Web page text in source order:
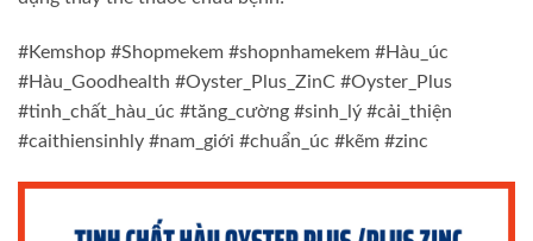
#Kemshop #Shopmekem #shopnhamekem #Hàu_úc
#Hàu_Goodhealth #Oyster_Plus_ZinC #Oyster_Plus
#tinh_chất_hàu_úc #tăng_cường #sinh_lý #cải_thiện
#caithiensinhly #nam_giới #chuẩn_úc #kẽm #zinc